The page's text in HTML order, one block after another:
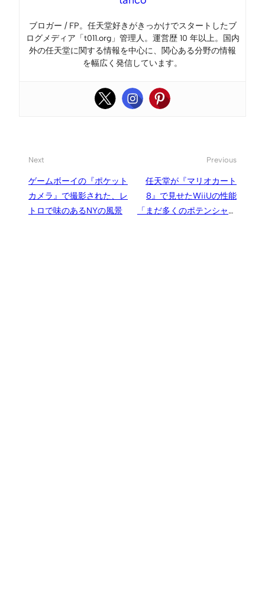
ブロガー / FP。任天堂好きがきっかけでスタートしたブ
ログメディア「t011.org」管理人。運営歴 10 年以上。国内
外の任天堂に関する情報を中心に、関心ある分野の情報
を幅広く発信しています。
Next
ゲームボーイの『ポケット
カメラ』で撮影された、レ
トロで味のあるNYの風景
Previous
任天堂が『マリオカート
8』で見せたWiiUの性能
「まだ多くのポテンシャル